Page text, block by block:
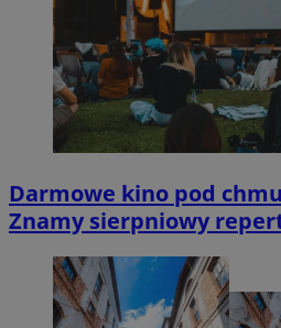
Darmowe kino pod
Znamy sierpniowy